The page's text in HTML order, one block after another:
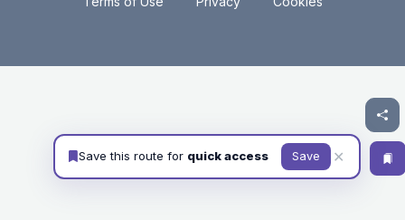
Save this route for quick access Save ✕